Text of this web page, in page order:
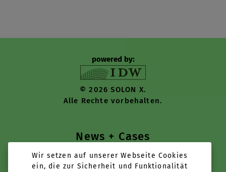
News + Cases
Tools + Services
powered by:
© 2026 SOLON X.
Alle Rechte vorbehalten.
Wir setzen auf unserer Webseite Cookies
ein, die zur Sicherheit und Funktionalität